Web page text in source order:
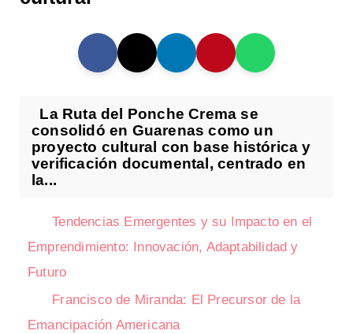
La Ruta del Ponche Crema se
consolidó en Guarenas como un
proyecto cultural con base histórica y
verificación documental, centrado en
la...
Tendencias Emergentes y su Impacto en el
Emprendimiento: Innovación, Adaptabilidad y
Futuro
Francisco de Miranda: El Precursor de la
Emancipación Americana